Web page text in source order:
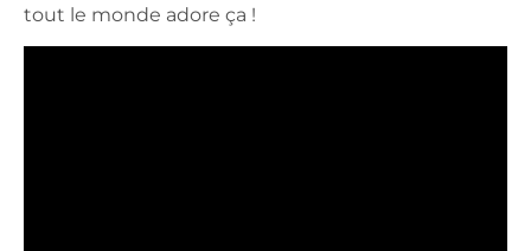
tout le monde adore ça !